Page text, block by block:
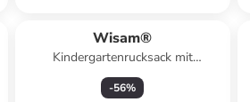
Wisam®
Kindergartenrucksack mit
Hauptfach
-56%